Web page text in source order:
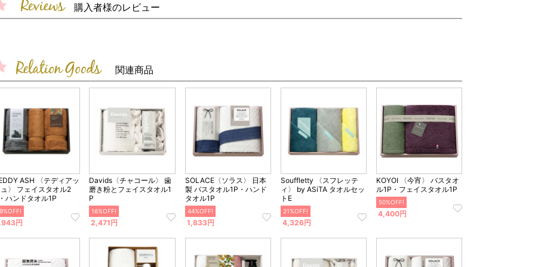
購入者様のレビュー
関連商品
ASH 〈テディアッ
〉 フェイスタオル2
ハンドタオル1P
円
Davids〈チャコール〉 歯
磨き粉とフェイスタオル1
P
16%OFF!
2,471円
SOLACE〈ソラス〉 日本
製 バスタオル1P・ハンド
タオル1P
44%OFF!
1,833円
Souffletty 〈スフレッテ
ィ〉 by ASiTA タオルセッ
トE
21%OFF!
4,326円
KOYOI 〈今宵〉 バスタオ
ル1P・フェイスタオル1P
50%OFF!
4,400円